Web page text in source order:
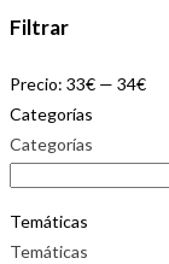
Filtrar
Precio: 33€ — 34€
Categorías
Categorías
Temáticas
Temáticas